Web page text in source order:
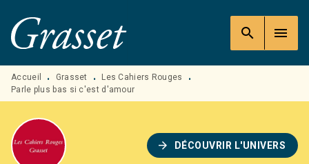
MENU RECHERCHE
PIED DE PAGE
search menu
Accueil • Grasset • Les Cahiers Rouges
•
Parle plus bas si c'est d'amour
arrow_forward DÉCOUVRIR L'UNIVERS